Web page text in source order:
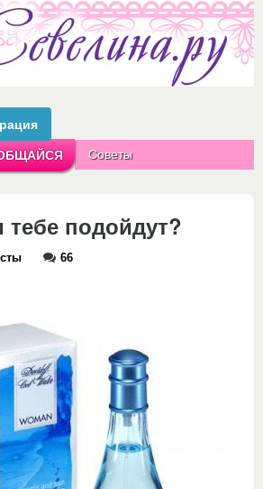
Советы
тебе подойдут?
66